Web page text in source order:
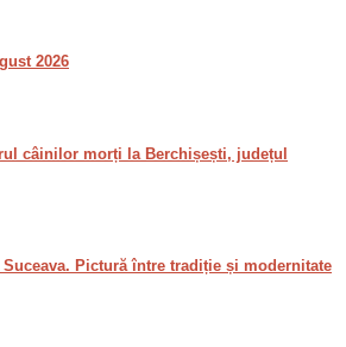
2026
câinilor morți la Berchișești, județul
Pictură între tradiție și modernitate